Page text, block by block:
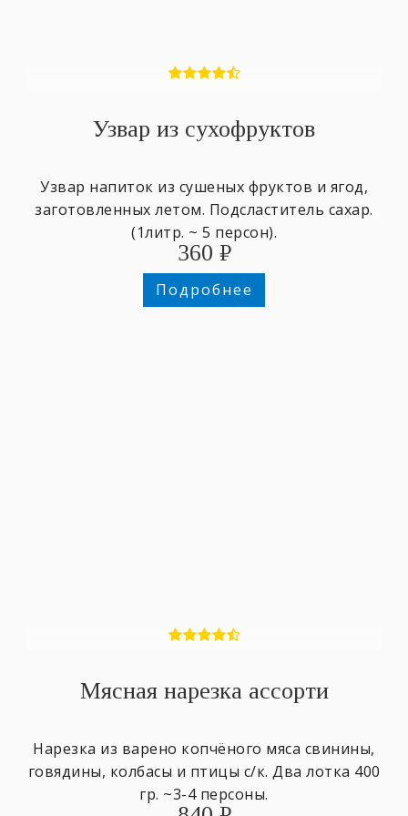
Узвар из сухофруктов
Узвар напиток из сушеных фруктов и ягод,
заготовленных летом. Подсластитель сахар.
(1литр. ~ 5 персон).
360 ₽
Подробнее
Мясная нарезка ассорти
Нарезка из варено копчёного мяса свинины,
говядины, колбасы и птицы с/к. Два лотка 400
гр. ~3-4 персоны.